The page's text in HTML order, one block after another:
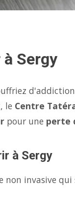
Sergy
le Centre
pour une perte
à Sergy
non invasive